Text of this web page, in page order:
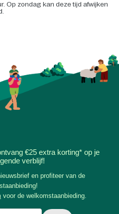
Op zondag kan deze tijd afwijken
€25 extra korting* op je
verblijf!
en profiteer van de
voor de welkomstaanbieding.